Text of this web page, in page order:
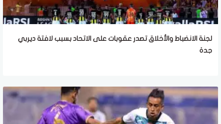
لجنة الانضباط والأخلاق تصدر عقوبات على الاتحاد بسبب لافتة ديربي
جدة